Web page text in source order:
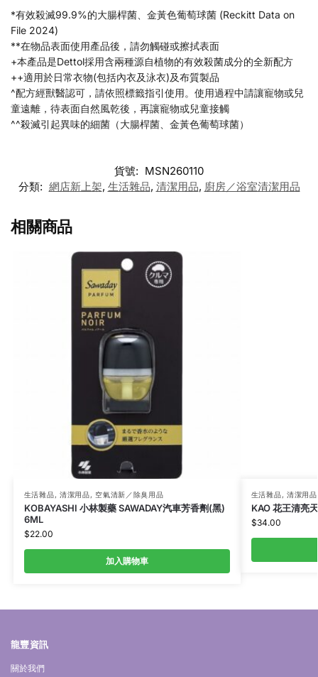
*有效殺滅99.9%的大腸桿菌、金黃色葡萄球菌 (Reckitt Data on
File 2024)
**在物品表面使用產品後，請勿觸碰或擦拭表面
+本產品是Dettol採用含兩種源自植物的有效殺菌成分的全新配方
++適用於日常衣物(包括內衣及泳衣)及布質製品
^配方經獸醫認可，請依照標籤指引使用。使用過程中請讓寵物或兒
童遠離，待表面自然風乾後，再讓寵物或兒童接觸
^^殺滅引起異味的細菌（大腸桿菌、金黃色葡萄球菌）
貨號: MSN260110
分類: 網店新上架, 生活雜品, 清潔用品, 廚房／浴室清潔用品
相關商品
生活雜品, 清潔用品, 空氣清新／除臭用品
KOBAYASHI 小林製藥 SAWADAY汽車芳香劑(黑)
6ML
$22.00
加入購物車
生活雜品, 清潔用品
KAO 花王清亮
$34.00
龍豐資訊
關於我們